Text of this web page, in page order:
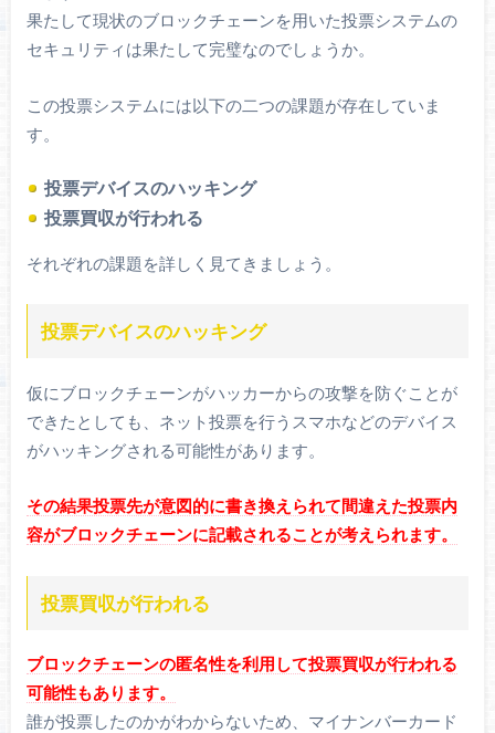
果たして現状のブロックチェーンを用いた投票システムの
セキュリティは果たして完璧なのでしょうか。
この投票システムには以下の二つの課題が存在していま
す。
投票デバイスのハッキング
投票買収が行われる
それぞれの課題を詳しく見てきましょう。
投票デバイスのハッキング
仮にブロックチェーンがハッカーからの攻撃を防ぐことが
できたとしても、ネット投票を行うスマホなどのデバイス
がハッキングされる可能性があります。
その結果投票先が意図的に書き換えられて間違えた投票内
容がブロックチェーンに記載されることが考えられます。
投票買収が行われる
ブロックチェーンの匿名性を利用して投票買収が行われる
可能性もあります。
誰が投票したのかがわからないため、マイナンバーカード